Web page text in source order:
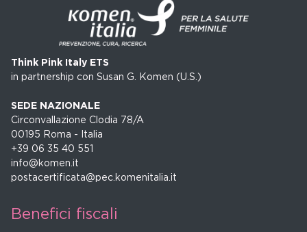
Think Pink Italy ETS
in partnership con Susan G. Komen (U.S.)
SEDE NAZIONALE
Circonvallazione Clodia 78/A
00195 Roma - Italia
+39 06 35 40 551
info@komen.it
postacertificata@pec.komenitalia.it
Benefici fiscali